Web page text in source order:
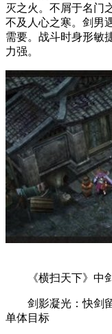
灭之火。不屑于名门
不及人心之寒。剑男
需要。战斗时身形敏
力强。
《横扫天下》中剑
剑影凝光：快剑留
单体目标